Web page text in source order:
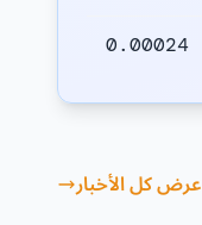
0.00024
عرض كل الأخبار